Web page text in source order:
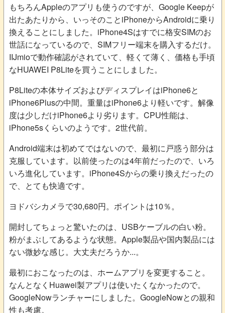
もちろんAppleのアプリも使うのですが、Google Keepが
出たあたりから、いっそのことiPhoneからAndroidに乗り
換えることにしました。iPhone4Sはすでに格安SIMのお
世話になっているので、SIMフリー端末を購入するだけ。
IIJmioで動作確認がされていて、軽くて薄く、価格も手頃
なHUAWEI P8Liteを買うことにしました。
P8Liteの本体サイズおよびディスプレイはiPhone6と
iPhone6Plusの中間。重量はiPhone6より軽いです。解像
度は少しだけiPhone6より劣ります。CPU性能は、
iPhone5sくらいのようです。2世代前。
Android端末は初めてではないので、最初に戸惑う部分は
克服しています。以前使ったのは4年前だったので、いろ
いろ進化しています。iPhone4Sからの乗り換えだったの
で、とても快適です。
ヨドバシカメラで30,680円。ポイントは10％。
開封してちょっと驚いたのは、USBケーブルの白い粉。
粉がまぶしてあるような状態。Apple製品や国内製品には
ない微妙な感じ。大丈夫だろうか...。
最初におこなったのは、ホームアプリを変更すること。
なんとなくHuawei製アプリは使いたくなかったので。
GoogleNowランチャーにしました。GoogleNowとの親和
性も考慮。